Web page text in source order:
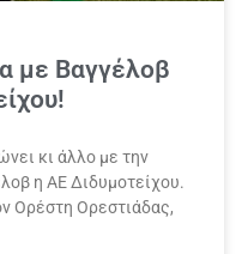
με Βαγγέλοβ
κι άλλο με την
η ΑΕ Διδυμοτείχου.
Ορέστη Ορεστιάδας,